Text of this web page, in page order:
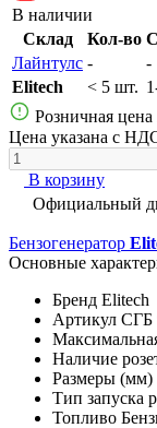
В наличии
Склад
Кол-во
Лайнтулс -
-
Elitech
< 5 шт.
Розничная цена
Цена указана с
В корзину
Официальный
Бензогенератор
Основные
Бренд Elitech
Артикул СГБ
Наличие
Размеры (мм)
Тип запуска
Топливо